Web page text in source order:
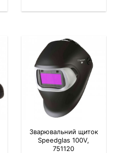
Зварювальний щиток
Speedglas 100V,
751120